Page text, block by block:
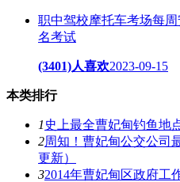
职中驾校摩托车考场每
名考试
(3401)人喜欢2023-09-15
本类排行
1 史上最全曹妃甸钓鱼地
2周知！曹妃甸公交公司
更新）
32014年曹妃甸区政府工